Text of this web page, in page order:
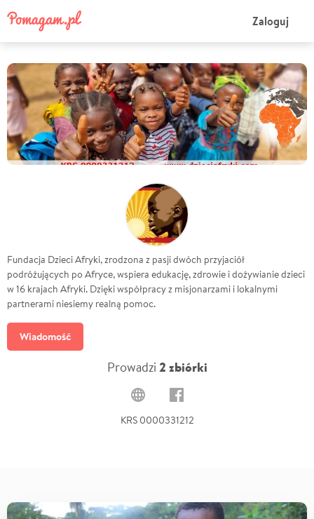
Zaloguj
Fundacja Dzieci Afryki, zrodzona z pasji dwóch przyjaciół
podróżujących po Afryce, wspiera edukację, zdrowie i dożywianie dzieci
w 16 krajach Afryki. Dzięki współpracy z misjonarzami i lokalnymi
partnerami niesiemy realną pomoc.
Wiadomość
Prowadzi 2 zbiórki
KRS 0000331212